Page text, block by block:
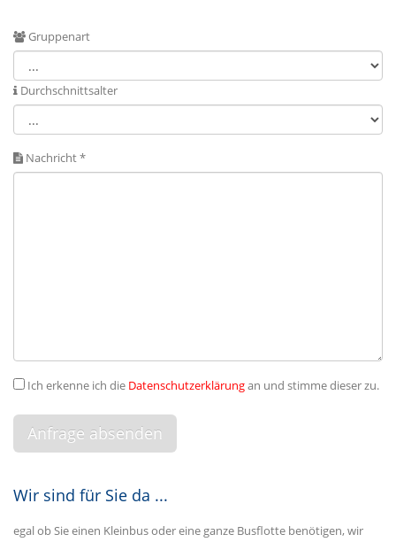
Gruppenart
Durchschnittsalter
Nachricht *
Ich erkenne ich die Datenschutzerklärungan und stimme dieser zu.
Wir sind für Sie da ...
egal ob Sie einen Kleinbus oder eine ganze Busflotte benötigen, wir